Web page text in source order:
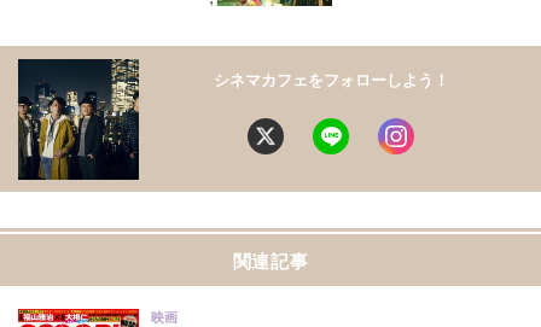
シネマカフェをフォローしよう！
関連記事
映画